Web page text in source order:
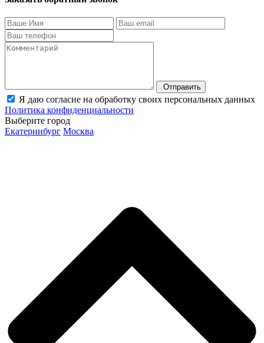
Отправить
Я даю согласие на обработку своих персональных данных
Политика конфиденциальности
Выберите город
Екатеринбург Москва